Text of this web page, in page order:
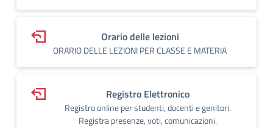
Orario delle lezioni
ORARIO DELLE LEZIONI PER CLASSE E MATERIA
Registro Elettronico
Registro online per studenti, docenti e genitori.
Registra presenze, voti, comunicazioni.